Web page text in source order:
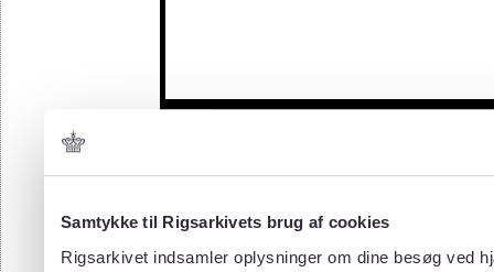
Samtykke til Rigsarkivets brug af cookies
Rigsarkivet indsamler oplysninger om dine besøg ved